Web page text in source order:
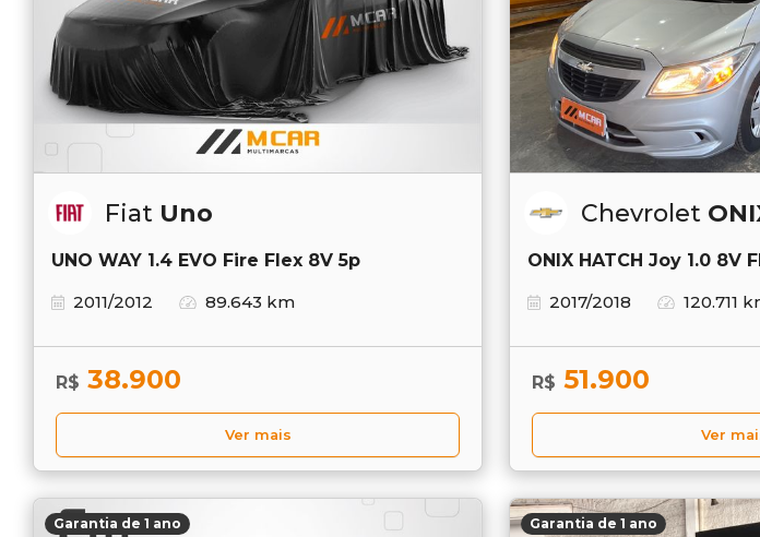
Fiat Uno
UNO WAY 1.4 EVO Fire Flex 8V 5p
2011/2012
89.643 km
R$ 38.900
Ver mais
Chevrolet
ONIX HATCH Joy 1.0 8V
2017/2018
120.711
R$ 51.900
Ver
Garantia de 1 ano Garantia de 1 ano